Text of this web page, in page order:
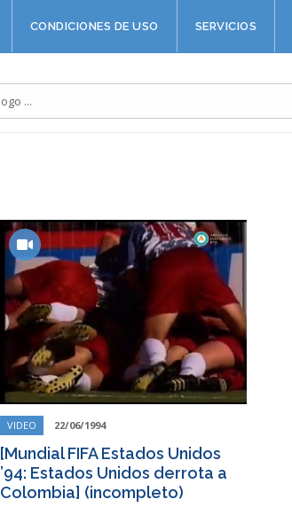
CONDICIONES DE USO SERVICIOS
VIDEO 22/06/1994
[Mundial FIFA Estados Unidos
’94: Estados Unidos derrota a
Colombia] (incompleto)